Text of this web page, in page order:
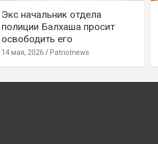
Экс начальник отдела
полиции Балхаша просит
освободить его
14 мая, 2026 Patriotnews